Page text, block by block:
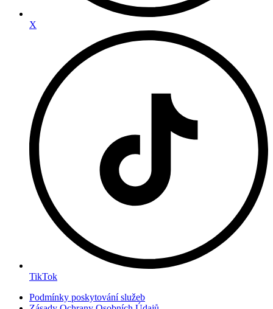
X
TikTok
Podmínky poskytování služeb